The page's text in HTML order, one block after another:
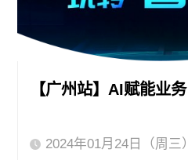
【广州站】AI赋能业
2024年01月24日（周三